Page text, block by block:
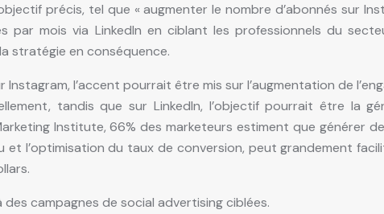
précis, tel que « augmenter le nombre d’abonnés sur
mois via LinkedIn en ciblant les professionnels du
stratégie en conséquence.
l’accent pourrait être mis sur l’augmentation de
tandis que sur LinkedIn, l’objectif pourrait être la
Institute, 66% des marketeurs estiment que générer
l’optimisation du taux de conversion, peut grandement
campagnes de social advertising ciblées.